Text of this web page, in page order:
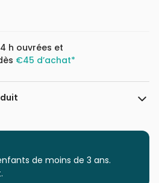
h ouvrées et
€45 d’achat*
Magnolia
Puzzles - Pays : Italie
de moins de 3 ans.